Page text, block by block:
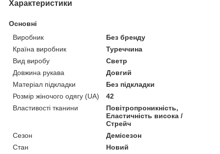
Характеристики
Основні
Виробник
Без бренду
Країна виробник
Туреччина
Вид виробу
Светр
Довжина рукава
Довгий
Матеріал підкладки
Без підкладки
Розмір жіночого одягу (UA)
42
Властивості тканини
Повітропроникність,
Еластичність висока /
Стрейч
Сезон
Демісезон
Стан
Новий